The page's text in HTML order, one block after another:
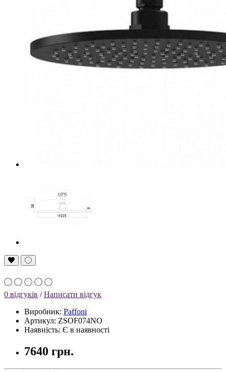
0 відгуків /Написати відгук
Виробник: Paffoni
Артикул: ZSOF074NO
Наявність: Є в наявності
7640 грн.